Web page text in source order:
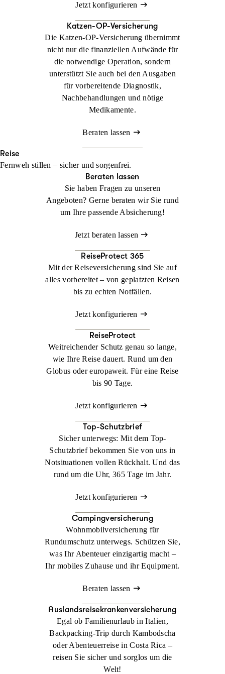
Jetzt konfigurieren
Katzen-OP-Versicherung
Die Katzen-OP-Versicherung übernimmt
nicht nur die finanziellen Aufwände für
die notwendige Operation, sondern
unterstützt Sie auch bei den Ausgaben
für vorbereitende Diagnostik,
Nachbehandlungen und nötige
Medikamente.
Beraten lassen
Reise
Fernweh stillen – sicher und sorgenfrei.
Beraten lassen
Sie haben Fragen zu unseren
Angeboten? Gerne beraten wir Sie rund
um Ihre passende Absicherung!
Jetzt beraten lassen
ReiseProtect 365
Mit der Reiseversicherung sind Sie auf
alles vorbereitet – von geplatzten Reisen
bis zu echten Notfällen.
Jetzt konfigurieren
ReiseProtect
Weitreichender Schutz genau so lange,
wie Ihre Reise dauert. Rund um den
Globus oder europaweit. Für eine Reise
bis 90 Tage.
Jetzt konfigurieren
Top-Schutzbrief
Sicher unterwegs: Mit dem Top-
Schutzbrief bekommen Sie von uns in
Notsituationen vollen Rückhalt. Und das
rund um die Uhr, 365 Tage im Jahr.
Jetzt konfigurieren
Campingversicherung
Wohnmobilversicherung für
Rundumschutz unterwegs. Schützen Sie,
was Ihr Abenteuer einzigartig macht –
Ihr mobiles Zuhause und ihr Equipment.
Beraten lassen
Auslandsreisekrankenversicherung
Egal ob Familienurlaub in Italien,
Backpacking-Trip durch Kambodscha
oder Abenteuerreise in Costa Rica –
reisen Sie sicher und sorglos um die
Welt!